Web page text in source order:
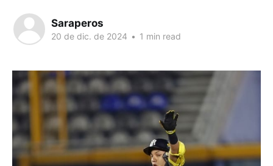
Saraperos
20 de dic. de 2024 • 1 min read